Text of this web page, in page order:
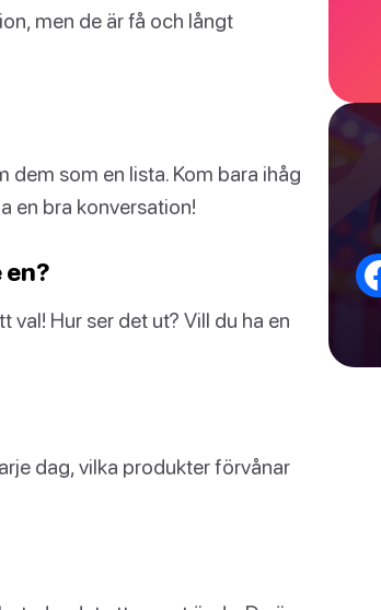
men de är få och långt
som en lista. Kom bara ihåg
en bra konversation!
en?
val! Hur ser det ut? Vill du ha en
dag, vilka produkter förvånar